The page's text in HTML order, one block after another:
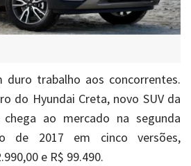
duro trabalho aos concorrentes.
do Hyundai Creta, novo SUV da
ao mercado na segunda
de 2017 em cinco versões,
e R$ 99.490.